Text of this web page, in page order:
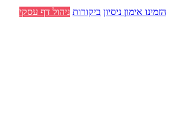
הזמינו אימון ניסיון ביקורות ניהול דף עסקי